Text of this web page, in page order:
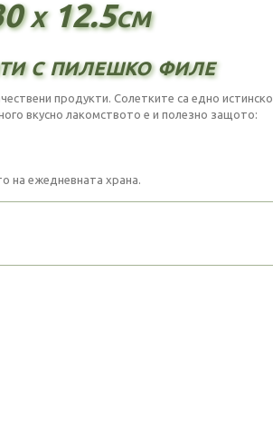
x 12.5см
с пилешко филе
продукти. Солетките са едно истинско
вкусно лакомството е и полезно защото:
на ежедневната храна.